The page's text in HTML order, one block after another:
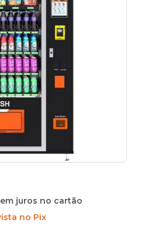
juros no cartão
no Pix